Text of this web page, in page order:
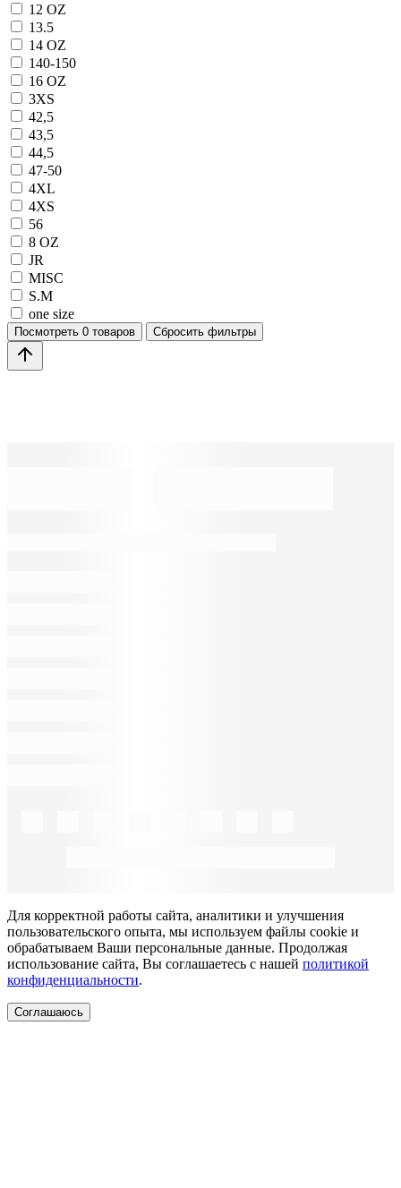
12 OZ
13.5
14 OZ
140-150
16 OZ
3XS
42,5
43,5
44,5
47-50
4XL
4XS
56
8 OZ
JR
MISC
S.M
one size
Посмотреть 0 товаров Сбросить фильтры
Для корректной работы сайта, аналитики и улучшения
пользовательского опыта, мы используем файлы cookie и
обрабатываем Ваши персональные данные. Продолжая
использование сайта, Вы соглашаетесь с нашей политикой
конфиденциальности.
Соглашаюсь